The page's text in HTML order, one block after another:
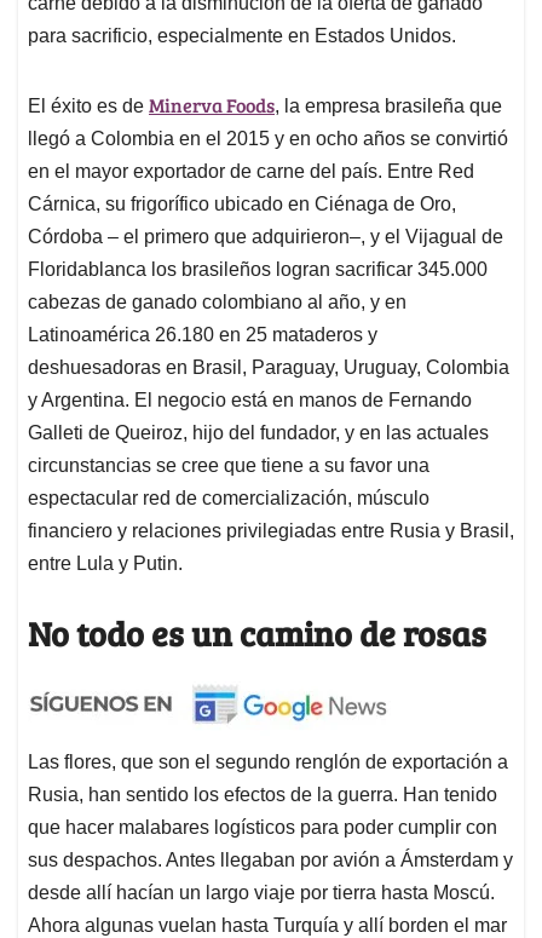
para sacrificio, especialmente en Estados Unidos.
El éxito es de Minerva Foods, la empresa brasileña que
llegó a Colombia en el 2015 y en ocho años se convirtió
en el mayor exportador de carne del país. Entre Red
Cárnica, su frigorífico ubicado en Ciénaga de Oro,
Córdoba – el primero que adquirieron–, y el Vijagual de
Floridablanca los brasileños logran sacrificar 345.000
cabezas de ganado colombiano al año, y en
Latinoamérica 26.180 en 25 mataderos y
deshuesadoras en Brasil, Paraguay, Uruguay, Colombia
y Argentina. El negocio está en manos de Fernando
Galleti de Queiroz, hijo del fundador, y en las actuales
circunstancias se cree que tiene a su favor una
espectacular red de comercialización, músculo
financiero y relaciones privilegiadas entre Rusia y Brasil,
entre Lula y Putin.
No todo es un camino de rosas
Las flores, que son el segundo renglón de exportación a
Rusia, han sentido los efectos de la guerra. Han tenido
que hacer malabares logísticos para poder cumplir con
sus despachos. Antes llegaban por avión a Ámsterdam y
desde allí hacían un largo viaje por tierra hasta Moscú.
Ahora algunas vuelan hasta Turquía y allí borden el mar